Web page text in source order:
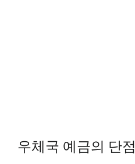
우체국 예금의 단점